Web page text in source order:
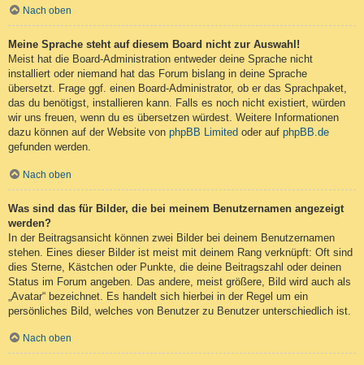
Nach oben
Meine Sprache steht auf diesem Board nicht zur Auswahl!
Meist hat die Board-Administration entweder deine Sprache nicht
installiert oder niemand hat das Forum bislang in deine Sprache
übersetzt. Frage ggf. einen Board-Administrator, ob er das Sprachpaket,
das du benötigst, installieren kann. Falls es noch nicht existiert, würden
wir uns freuen, wenn du es übersetzen würdest. Weitere Informationen
dazu können auf der Website von phpBB Limited oder auf phpBB.de
gefunden werden.
Nach oben
Was sind das für Bilder, die bei meinem Benutzernamen angezeigt
werden?
In der Beitragsansicht können zwei Bilder bei deinem Benutzernamen
stehen. Eines dieser Bilder ist meist mit deinem Rang verknüpft: Oft sind
dies Sterne, Kästchen oder Punkte, die deine Beitragszahl oder deinen
Status im Forum angeben. Das andere, meist größere, Bild wird auch als
„Avatar“ bezeichnet. Es handelt sich hierbei in der Regel um ein
persönliches Bild, welches von Benutzer zu Benutzer unterschiedlich ist.
Nach oben